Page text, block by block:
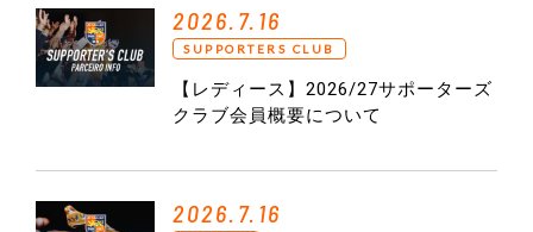
2026.7.16
SUPPORTERS CLUB
【レディース】2026/27サポーターズ
クラブ会員概要について
2026.7.16